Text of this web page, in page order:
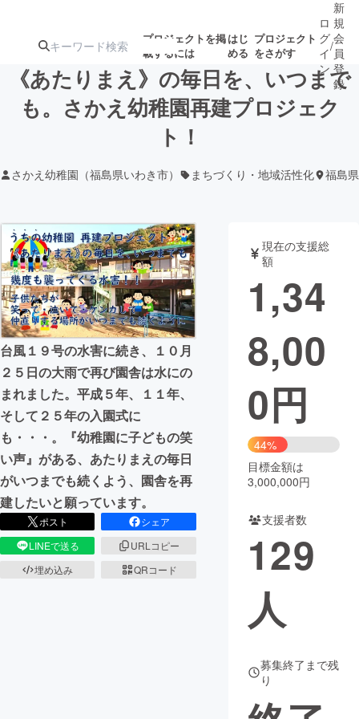
プロジェクトを掲
載するには
はじ
める
プロジェクト
をさがす
注目の新着プロ
テクノロジー・ガジェット
映像・映画 書籍・雑誌
ビジネス・起業 チャレンジ
まちづくり・地域活性化
CAMPFIRE for Social Good
CAMPFIRE Creation
CAMPFIREふるさと納税machi-ya コミュニティ
ロ
グ
イ
ン
/
新
規
会
員
登
録
《あたりまえ》の毎日を、いつまで
も。さかえ幼稚園再建プロジェク
ト！
さかえ幼稚園（福島県いわき市） まちづくり・地域活性化 福島県
台風１９号の水害に続き、１０月
２５日の大雨で再び園舎は水にの
まれました。平成５年、１１年、
そして２５年の入園式に
も・・・。『幼稚園に子どもの笑
い声』がある、あたりまえの毎日
がいつまでも続くよう、園舎を再
建したいと願っています。
ポスト
シェア
LINEで送る
URLコピー
埋め込み
QRコード
現在の支援総
額
1,34
8,00
0円
44%
目標金額は
3,000,000円
支援者数
129
人
募集終了まで残
り